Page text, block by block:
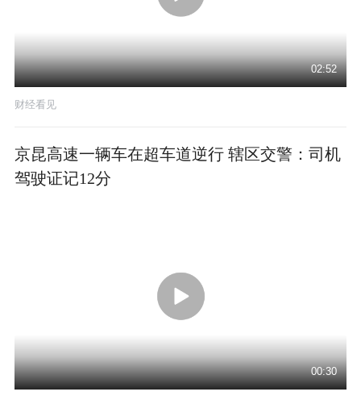
02:52
财经看见
京昆高速一辆车在超车道逆行 辖区交警：司机
驾驶证记12分
00:30